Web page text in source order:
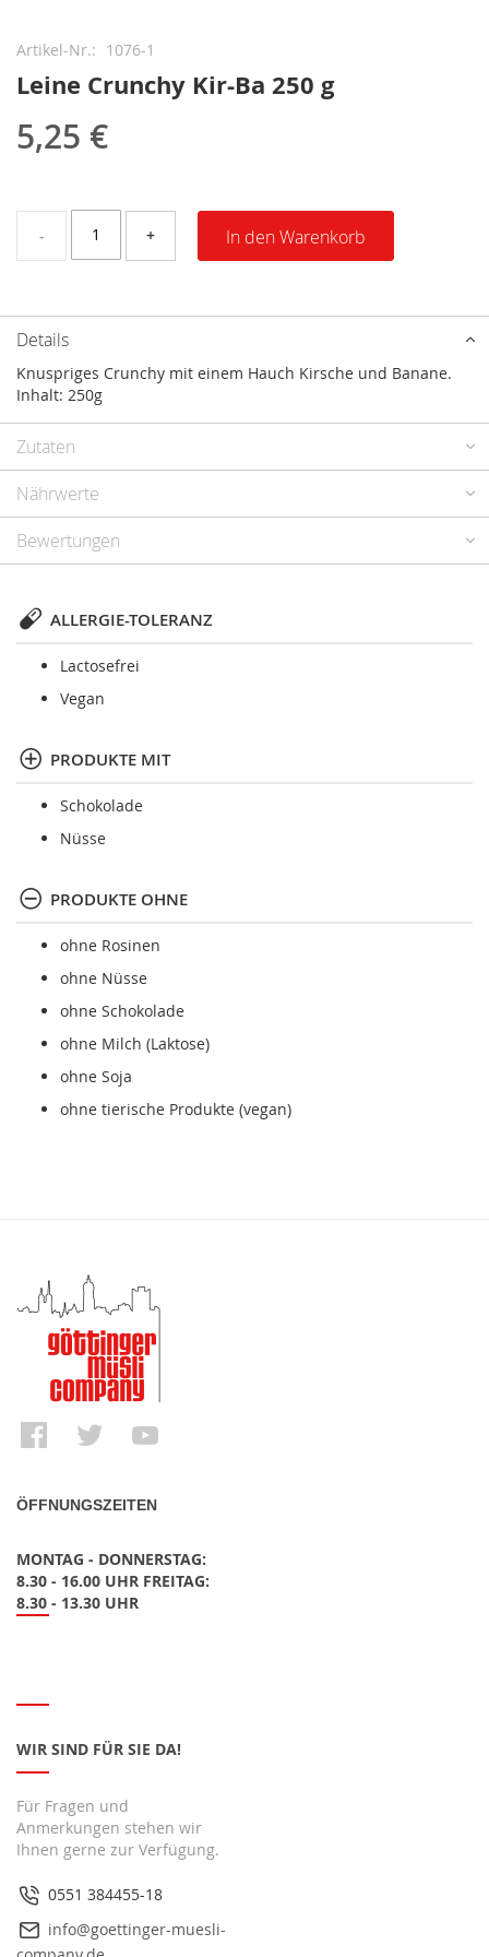
Artikel-Nr. 1076-1
Leine Crunchy Kir-Ba 250 g
5,25 €
- + In den Warenkorb
Details
Knuspriges Crunchy mit einem Hauch Kirsche und Banane.
Inhalt: 250g
Zutaten
Nährwerte
Bewertungen
ALLERGIE-TOLERANZ
Lactosefrei
Vegan
PRODUKTE MIT
Schokolade
Nüsse
PRODUKTE OHNE
ohne Rosinen
ohne Nüsse
ohne Schokolade
ohne Milch (Laktose)
ohne Soja
ohne tierische Produkte (vegan)
Anfang
Bildergalerie
ÖFFNUNGSZEITEN
MONTAG - DONNERSTAG:
8.30 - 16.00 UHR FREITAG:
8.30 - 13.30 UHR
WIR SIND FÜR SIE DA!
Für Fragen und
Anmerkungen stehen wir
Ihnen gerne zur Verfügung.
0551 384455-18
info@goettinger-muesli-